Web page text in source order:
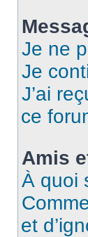
Je ne
Je
J’ai
ce
Amis
À quoi
et